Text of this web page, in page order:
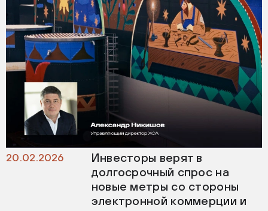
20.02.2026
Инвесторы верят в
долгосрочный спрос на
новые метры со стороны
электронной коммерции и